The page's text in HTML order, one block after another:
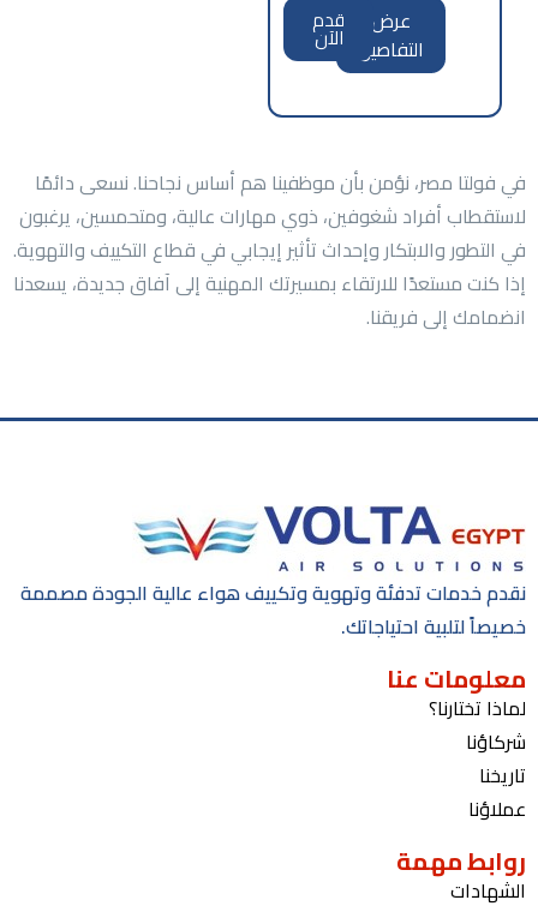
عرض
التفاصيل
قدم
الآن
في فولتا مصر، نؤمن بأن موظفينا هم أساس نجاحنا. نسعى دائمًا
لاستقطاب أفراد شغوفين، ذوي مهارات عالية، ومتحمسين، يرغبون
في التطور والابتكار وإحداث تأثير إيجابي في قطاع التكييف والتهوية.
إذا كنت مستعدًا للارتقاء بمسيرتك المهنية إلى آفاق جديدة، يسعدنا
انضمامك إلى فريقنا.
نقدم خدمات تدفئة وتهوية وتكييف هواء عالية الجودة مصممة
خصيصاً لتلبية احتياجاتك.
معلومات عنا
لماذا تختارنا؟
شركاؤنا
تاريخنا
عملاؤنا
روابط مهمة
الشهادات